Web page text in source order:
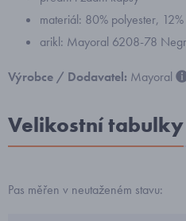
materiál: 80% polyester,
arikl: Mayoral 6208-78
Výrobce / Dodavatel: Mayoral
Velikostní tabulky
Pas měřen v neutaženém stavu: